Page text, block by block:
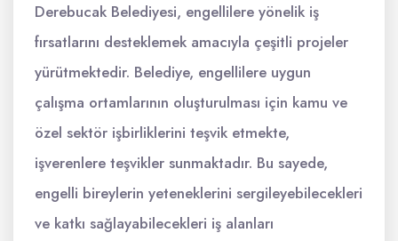
Derebucak Belediyesi, engellilere yönelik iş
fırsatlarını desteklemek amacıyla çeşitli projeler
yürütmektedir. Belediye, engellilere uygun
çalışma ortamlarının oluşturulması için kamu ve
özel sektör işbirliklerini teşvik etmekte,
işverenlere teşvikler sunmaktadır. Bu sayede,
engelli bireylerin yeteneklerini sergileyebilecekleri
ve katkı sağlayabilecekleri iş alanları